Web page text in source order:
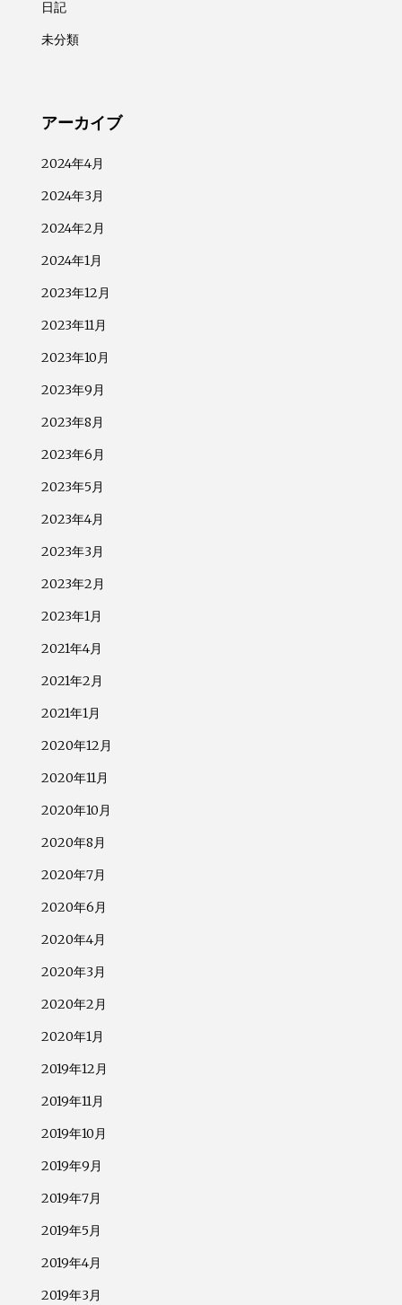
日記
未分類
アーカイブ
2024年4月
2024年3月
2024年2月
2024年1月
2023年12月
2023年11月
2023年10月
2023年9月
2023年8月
2023年6月
2023年5月
2023年4月
2023年3月
2023年2月
2023年1月
2021年4月
2021年2月
2021年1月
2020年12月
2020年11月
2020年10月
2020年8月
2020年7月
2020年6月
2020年4月
2020年3月
2020年2月
2020年1月
2019年12月
2019年11月
2019年10月
2019年9月
2019年7月
2019年5月
2019年4月
2019年3月